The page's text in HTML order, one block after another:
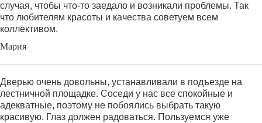
случая, чтобы что-то заедало и возникали проблемы. Так
что любителям красоты и качества советуем всем
коллективом.
Мария
Дверью очень довольны, устанавливали в подъезде на
лестничной площадке. Соседи у нас все спокойные и
адекватные, поэтому не побоялись выбрать такую
красивую. Глаз должен радоваться. Пользуемся уже